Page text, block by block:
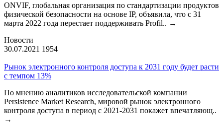
ONVIF, глобальная организация по стандартизации продуктов
физической безопасности на основе IP, объявила, что с 31
марта 2022 года перестает поддерживать Profil.. →
Новости
30.07.2021 1954
Рынок электронного контроля доступа к 2031 году будет расти
с темпом 13%
По мнению аналитиков исследовательской компании
Persistence Market Research, мировой рынок электронного
контроля доступа в период с 2021-2031 покажет впечатляющ..
→